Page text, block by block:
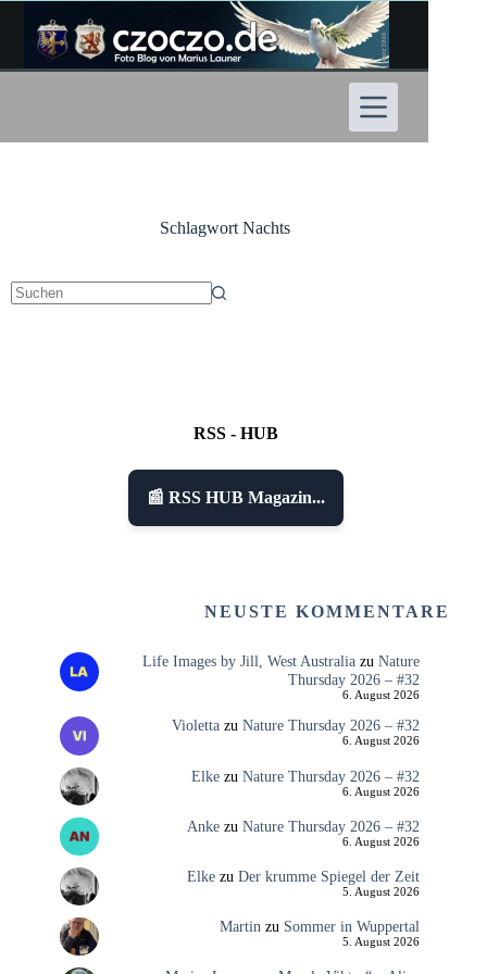
Inhalt
springen
Schlagwort Nachts
RSS - HUB
📰 RSS HUB Magazin...
NEUSTE KOMMENTARE
Life Images by Jill, West Australiazu Nature
Thursday 2026 – #32
6. August 2026
Violettazu Nature Thursday 2026 – #32
6. August 2026
Elkezu Nature Thursday 2026 – #32
6. August 2026
Ankezu Nature Thursday 2026 – #32
6. August 2026
Elkezu Der krumme Spiegel der Zeit
5. August 2026
Martin zu Sommer in Wuppertal
5. August 2026